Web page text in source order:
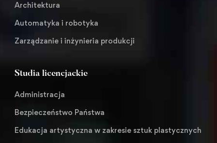
Architektura
Automatyka i robotyka
Zarządzanie i inżynieria produkcji
Studia licencjackie
Administracja
Bezpieczeństwo Państwa
Edukacja artystyczna w zakresie sztuk plastycznych